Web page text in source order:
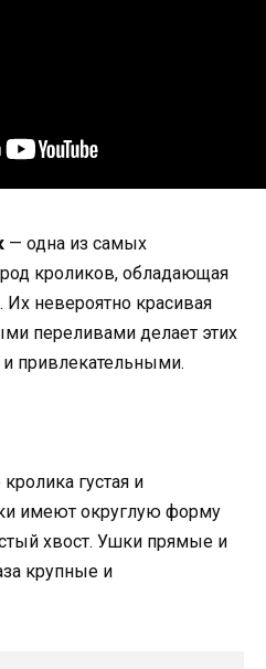
— одна из самых
кроликов, обладающая
невероятно красивая
переливами делает этих
привлекательными.
густая и
имеют округлую форму
хвост. Ушки прямые и
крупные и